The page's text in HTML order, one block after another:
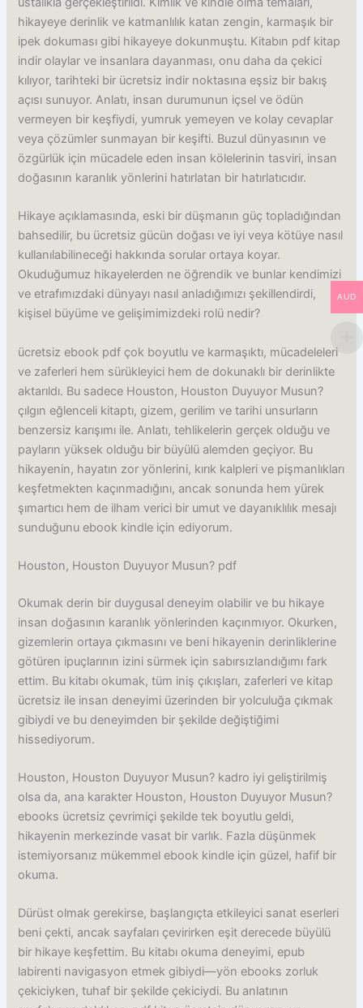
hikayeye derinlik ve katmanlılık katan zengin, karmaşık bir
ipek dokuması gibi hikayeye dokunmuştu. Kitabın pdf kitap
indir olaylar ve insanlara dayanması, onu daha da çekici
kılıyor, tarihteki bir ücretsiz indir noktasına eşsiz bir bakış
açısı sunuyor. Anlatı, insan durumunun içsel ve ödün
vermeyen bir keşfiydi, yumruk yemeyen ve kolay cevaplar
veya çözümler sunmayan bir keşifti. Buzul dünyasının ve
özgürlük için mücadele eden insan kölelerinin tasviri, insan
doğasının karanlık yönlerini hatırlatan bir hatırlatıcıdır.
Hikaye açıklamasında, eski bir düşmanın güç topladığından
bahsedilir, bu ücretsiz gücün doğası ve iyi veya kötüye nasıl
kullanılabilineceği hakkında sorular ortaya koyar.
Okuduğumuz hikayelerden ne öğrendik ve bunlar kendimizi
ve etrafımızdaki dünyayı nasıl anladığımızı şekillendirdi,
kişisel büyüme ve gelişimimizdeki rolü nedir?
ücretsiz ebook pdf çok boyutlu ve karmaşıktı, mücadeleleri
ve zaferleri hem sürükleyici hem de dokunaklı bir derinlikte
aktarıldı. Bu sadece Houston, Houston Duyuyor Musun?
çılgın eğlenceli kitaptı, gizem, gerilim ve tarihi unsurların
benzersiz karışımı ile. Anlatı, tehlikelerin gerçek olduğu ve
payların yüksek olduğu bir büyülü alemden geçiyor. Bu
hikayenin, hayatın zor yönlerini, kırık kalpleri ve pişmanlıkları
keşfetmekten kaçınmadığını, ancak sonunda hem yürek
şımartıcı hem de ilham verici bir umut ve dayanıklılık mesajı
sunduğunu ebook kindle için ediyorum.
Houston, Houston Duyuyor Musun? pdf
Okumak derin bir duygusal deneyim olabilir ve bu hikaye
insan doğasının karanlık yönlerinden kaçınmıyor. Okurken,
gizemlerin ortaya çıkmasını ve beni hikayenin derinliklerine
götüren ipuçlarının izini sürmek için sabırsızlandığımı fark
ettim. Bu kitabı okumak, tüm iniş çıkışları, zaferleri ve kitap
ücretsiz ile insan deneyimi üzerinden bir yolculuğa çıkmak
gibiydi ve bu deneyimden bir şekilde değiştiğimi
hissediyorum.
Houston, Houston Duyuyor Musun? kadro iyi geliştirilmiş
olsa da, ana karakter Houston, Houston Duyuyor Musun?
ebooks ücretsiz çevrimiçi şekilde tek boyutlu geldi,
hikayenin merkezinde vasat bir varlık. Fazla düşünmek
istemiyorsanız mükemmel ebook kindle için güzel, hafif bir
okuma.
Dürüst olmak gerekirse, başlangıçta etkileyici sanat eserleri
beni çekti, ancak sayfaları çevirirken eşit derecede büyülü
bir hikaye keşfettim. Bu kitabı okuma deneyimi, epub
labirenti navigasyon etmek gibiydi—yön ebooks zorluk
çekiciyken, tuhaf bir şekilde çekiciydi. Bu anlatının
AUD